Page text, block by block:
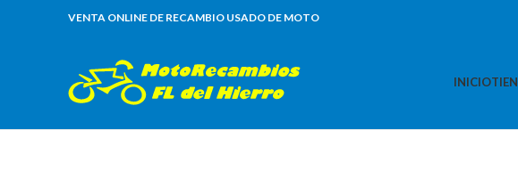
VENTA ONLINE DE RECAMBIO USADO DE MOTO
INICIO